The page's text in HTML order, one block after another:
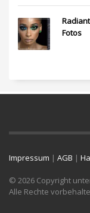
Fotos
Impressum | AGB |
© 2026 Copyright
Alle Rechte